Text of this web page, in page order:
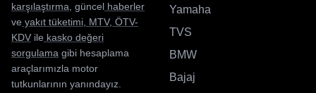
karşılaştırma, güncel haberler
ve yakıt tüketimi, MTV, ÖTV-
KDV ile kasko değeri
sorgulama gibi hesaplama
araçlarımızla motor
tutkunlarının yanındayız.
Yamaha
TVS
BMW
Bajaj